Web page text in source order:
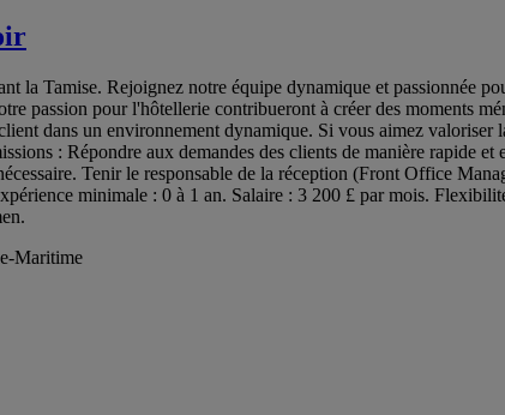
la Tamise. Rejoignez notre équipe dynamique et passionnée
passion pour l'hôtellerie contribueront à créer des moments
dans un environnement dynamique. Si vous aimez valoriser
: Répondre aux demandes des clients de manière rapide
Tenir le responsable de la réception (Front Office
minimale : 0 à 1 an. Salaire : 3 200 £ par mois.
Maritime